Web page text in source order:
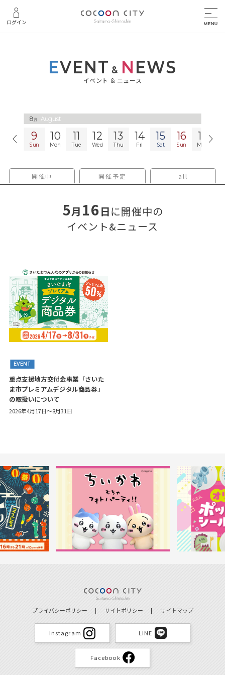
ログイン
EVENT & NEWS
イベント & ニュース
8 月 August
8 月 August
9
Sun
10
Mon
11
Tue
12
Wed
13
Thu
14
Fri
15
Sat
16
Sun
17
Mon
開催中 開催予定 all
5月 16日に開催中の
イベント&ニュース
EVENT
重点支援地方交付金事業「さいた
ま市プレミアムデジタル商品券」
の取扱いについて
2026年4月17日～8月31日
プライバシーポリシー サイトポリシー サイトマップ
Instagram LINE
Facebook